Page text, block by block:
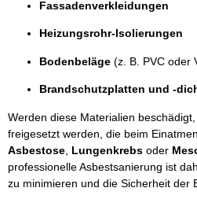
Fassadenverkleidungen
Heizungsrohr-Isolierungen
Bodenbeläge (z. B. PVC oder
Brandschutzplatten und -
Werden diese Materialien
freigesetzt werden, die beim
Asbestose Lungenkrebs oder
professionelle Asbestsanierung ist
zu minimieren und die Sicherheit der